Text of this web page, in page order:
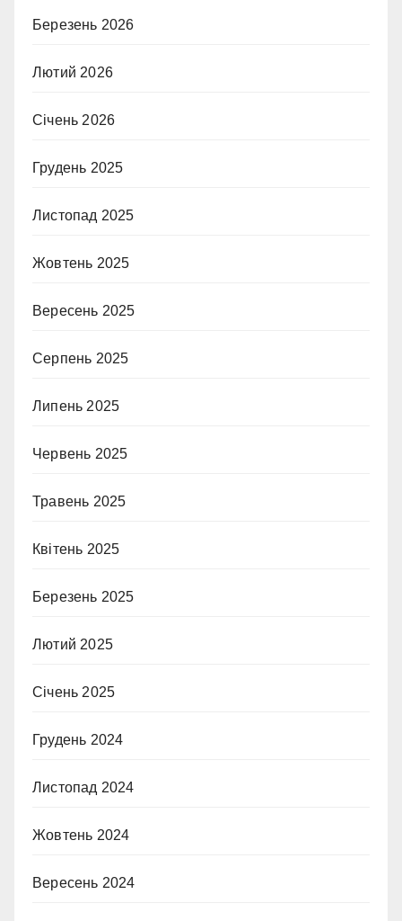
Березень 2026
Лютий 2026
Січень 2026
Грудень 2025
Листопад 2025
Жовтень 2025
Вересень 2025
Серпень 2025
Липень 2025
Червень 2025
Травень 2025
Квітень 2025
Березень 2025
Лютий 2025
Січень 2025
Грудень 2024
Листопад 2024
Жовтень 2024
Вересень 2024